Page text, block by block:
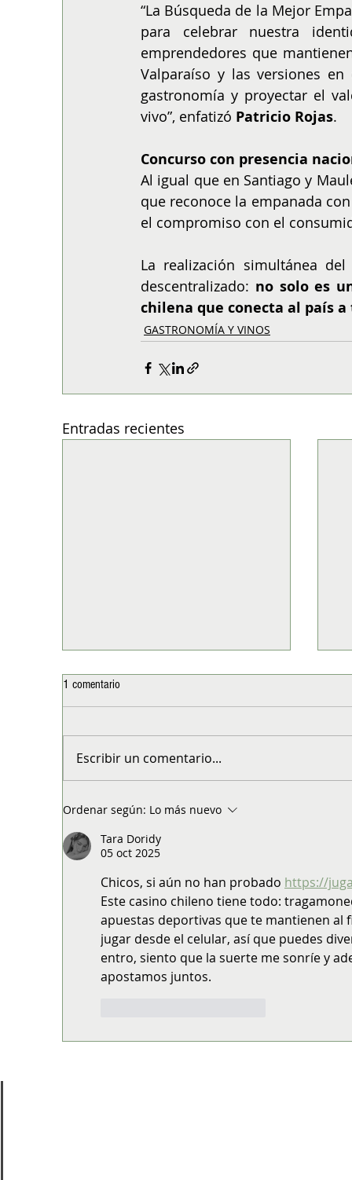
“La Búsqueda de la Mejor
para celebrar nuestra
emprendedores que
Valparaíso y las versiones
gastronomía y proyectar el
vivo”, enfatizó Patricio Rojas.
Concurso con presencia
Al igual que en Santiago y
que reconoce la empanada
el compromiso con el
La realización simultánea
descentralizado: no solo es
chilena que conecta al país
GASTRONOMÍA Y VINOS
Entradas recientes
Ilwén Sabores del Campo: el
emprendimiento que convirtió la
gastronomía mapuche en un atractivo
turístico del Biobío
1 comentario
Escribir un comentario...
Ordenar según: Lo más nuevo
Tara Doridy
05 oct 2025
Chicos, si aún no han probado https://
Este casino chileno tiene todo:
apuestas deportivas que te mantienen al
jugar desde el celular, así que puedes
entro, siento que la suerte me sonríe y
apostamos juntos.